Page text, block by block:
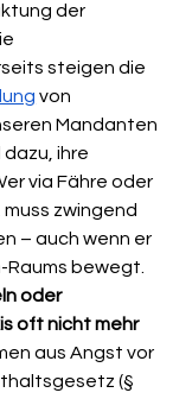
der
steigen die
von
Mandanten
ihre
via Fähre oder
zwingend
– auch wenn er
Raums bewegt.
oder
oft nicht mehr
aus Angst vor
(§